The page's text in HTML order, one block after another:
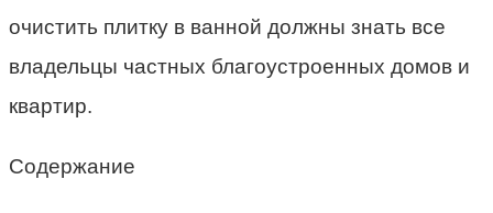
очистить плитку в ванной должны знать все
владельцы частных благоустроенных домов и
квартир.
Содержание